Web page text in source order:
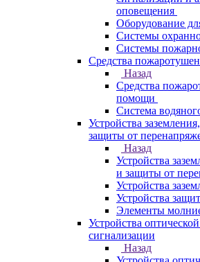
оповещения
Оборудование
Системы
Системы
Средства
Назад
Средства
помощи
Система
Устройства
защиты от
Назад
Устройства
и защиты от
Устройства
Устройства
Элементы
Устройства
сигнализации
Назад